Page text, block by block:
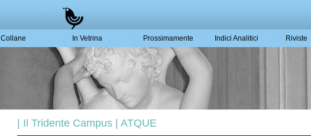
Collane In Vetrina Prossimamente Indici Analitici Riviste
| Il Tridente Campus | ATQUE